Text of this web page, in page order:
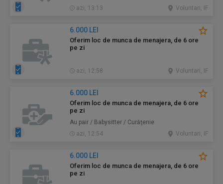
azi, 13:13 Voluntari, IF
6.000 LEI
Oferim loc de munca de menajera, de 6 ore
pe zi
azi, 12:58 Voluntari, IF
6.000 LEI
Oferim loc de munca de menajera, de 6 ore
pe zi
Au pair / Babysitter / Curăţenie
azi, 12:54
Voluntari, IF
6.000 LEI
Oferim loc de munca de menajera, de 6 ore
pe zi